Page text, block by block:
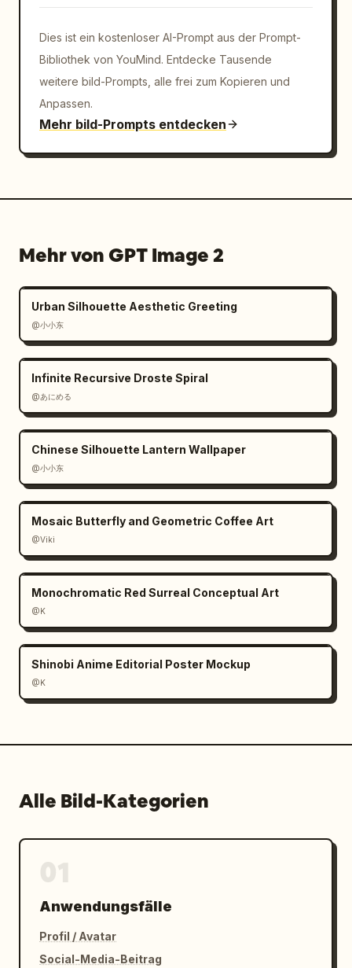
Dies ist ein kostenloser AI-Prompt aus der Prompt-
Bibliothek von YouMind. Entdecke Tausende
weitere bild-Prompts, alle frei zum Kopieren und
Anpassen.
Mehr bild-Prompts entdecken
Mehr von GPT Image 2
Urban Silhouette Aesthetic Greeting
@小小东
Infinite Recursive Droste Spiral
@あにめる
Chinese Silhouette Lantern Wallpaper
@小小东
Mosaic Butterfly and Geometric Coffee Art
@Viki
Monochromatic Red Surreal Conceptual Art
@K
Shinobi Anime Editorial Poster Mockup
@K
Alle Bild-Kategorien
Anwendungsfälle
Profil / Avatar
Social-Media-Beitrag